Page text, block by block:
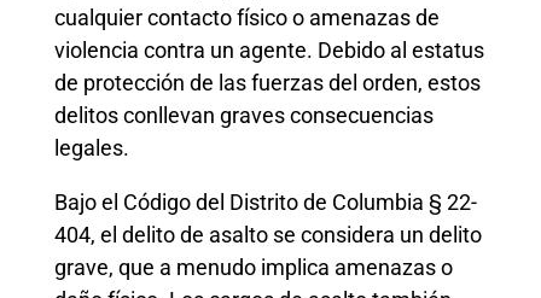
cualquier contacto físico o amenazas de
violencia contra un agente. Debido al estatus
de protección de las fuerzas del orden, estos
delitos conllevan graves consecuencias
legales.
Bajo el Código del Distrito de Columbia § 22-
404, el delito de asalto se considera un delito
grave, que a menudo implica amenazas o